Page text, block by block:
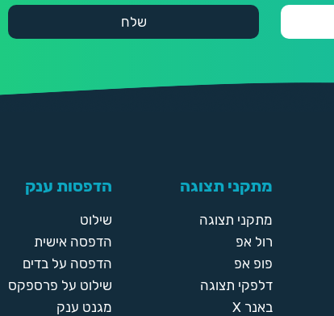
מתקני תצוגה
מתקני תצוגה
רול אפ
פופ אפ
דלפקי תצוגה
באנר X
הדפסות ענק
שילוט
הדפסה אישית
הדפסה על בדים
שילוט על פרספקס
מגנט ענק